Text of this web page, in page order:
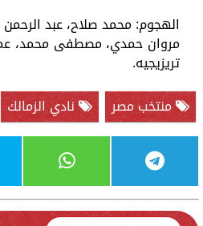
الهجوم: محمد صلاح، عبد
مروان حمدي، مصطفى محمد،
تريزيجيه.
منتخب مصر
نادي الزمالك